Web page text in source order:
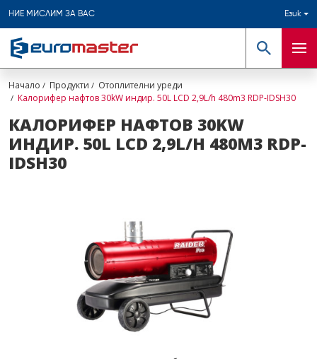
НИЕ МИСЛИМ ЗА ВАС Език
Търсене
Начало Продукти
Отоплителни уреди
Калорифер нафтов 30kW индир. 50L LCD 2,9L/h 480m3 RDP-IDSH30
КАЛОРИФЕР НАФТОВ 30KW
ИНДИР. 50L LCD 2,9L/H 480M3 RDP-
IDSH30